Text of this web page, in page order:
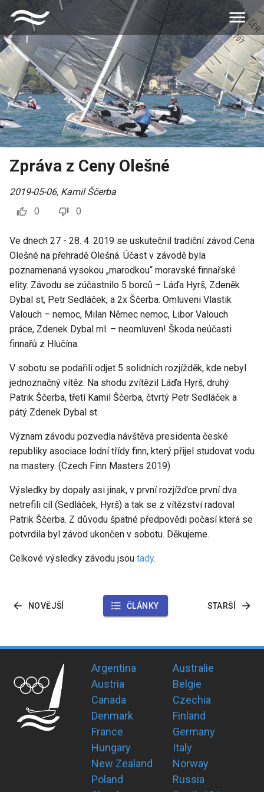
Zpráva z Ceny Olešné
2019-05-06, Kamil Ščerba
0
0
Ve dnech 27 - 28. 4. 2019 se uskutečnil tradiční závod Cena
Olešné na přehradě Olešná. Účast v závodě byla
poznamenaná vysokou „marodkou“ moravské finnařské
elity. Závodu se zúčastnilo 5 borců – Láďa Hyrš, Zdeněk
Dybal st, Petr Sedláček, a 2x Ščerba. Omluveni Vlastik
Valouch – nemoc, Milan Němec nemoc, Libor Valouch
práce, Zdenek Dybal ml. – neomluven! Škoda neúčasti
finnařů z Hlučína.
V sobotu se podařili odjet 5 solidních rozjížděk, kde nebyl
jednoznačný vítěz. Na shodu zvítězil Láďa Hyrš, druhý
Patrik Ščerba, třetí Kamil Ščerba, čtvrtý Petr Sedláček a
pátý Zdenek Dybal st.
Význam závodu pozvedla návštěva presidenta české
republiky asociace lodní třídy finn, který přijel studovat vodu
na mastery. (Czech Finn Masters 2019)
Výsledky by dopaly asi jinak, v první rozjížďce první dva
netrefili cíl (Sedláček, Hyrš) a tak se z vítězství radoval
Patrik Ščerba. Z důvodu špatné předpovědi počasí která se
potvrdila byl závod ukončen v sobotu. Děkujeme.
Celkové výsledky závodu jsou tady.
NOVĚJŠÍ ČLÁNKY STARŠÍ
Argentina
Australie
Austria
Belgie
Canada
Czechia
Denmark
Finland
France
Germany
Hungary
Italy
New Zealand
Norway
Poland
Russia